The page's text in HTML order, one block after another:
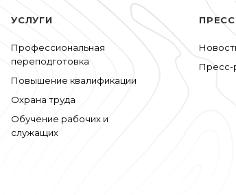
УСЛУГИ
Профессиональная
переподготовка
Повышение квалификации
Охрана труда
Обучение рабочих и
служащих
Пресс-